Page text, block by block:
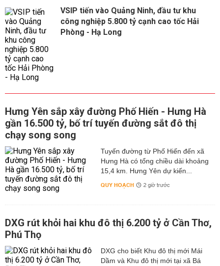
VSIP tiến vào Quảng Ninh, đầu tư khu
công nghiệp 5.800 tỷ cạnh cao tốc Hải
Phòng - Hạ Long
Hưng Yên sắp xây đường Phố Hiến - Hưng Hà
gần 16.500 tỷ, bố trí tuyến đường sắt đô thị
chạy song song
Tuyến đường từ Phố Hiến đến xã
Hưng Hà có tổng chiều dài khoảng
15,4 km. Hưng Yên dự kiến...
QUY HOẠCH 2 giờ trước
DXG rút khỏi hai khu đô thị 6.200 tỷ ở Cần Thơ,
Phú Thọ
DXG cho biết Khu đô thị mới Mái
Dầm và Khu đô thị mới tại xã Bá